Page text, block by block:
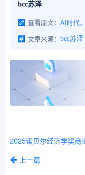
bcc苏泽
查看原文：
文章来源： bcc苏泽
上一篇